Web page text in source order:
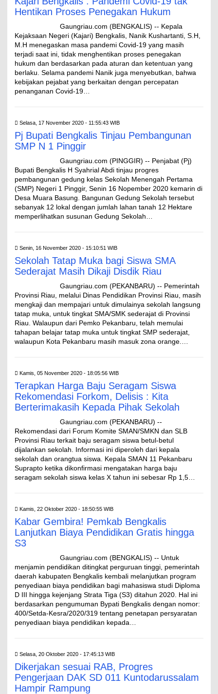
Hentikan Proses Penegakan Hukum
Gaungriau.com (BENGKALIS) -- Kepala
Kejaksaan Negeri (Kajari) Bengkalis, Nanik Kushartanti, S.H,
M.H menegaskan masa pandemi Covid-19 yang masih
terjadi saat ini, tidak menghentikan proses penegakan
hukum dan berdasarkan pada aturan dan ketentuan yang
berlaku. Selama pandemi Nanik juga menyebutkan, bahwa
kebijakan pejabat yang berkaitan dengan percepatan
penanganan Covid-19…
Selasa, 17 November 2020 - 11:55:43 WIB
Pj Bupati Bengkalis Tinjau Pembangunan
SMP N 1 Pinggir
Gaungriau.com (PINGGIR) -- Penjabat (Pj)
Bupati Bengkalis H Syahrial Abdi tinjau progres
pembangunan gedung kelas Sekolah Menengah Pertama
(SMP) Negeri 1 Pinggir, Senin 16 Nopember 2020 kemarin di
Desa Muara Basung. Bangunan Gedung Sekolah tersebut
sebanyak 12 lokal dengan jumlah lahan tanah 12 Hektare
memperlihatkan susunan Gedung Sekolah…
Senin, 16 November 2020 - 15:10:51 WIB
Sekolah Tatap Muka bagi Siswa SMA
Sederajat Masih Dikaji Disdik Riau
Gaungriau.com (PEKANBARU) -- Pemerintah
Provinsi Riau, melalui Dinas Pendidikan Provinsi Riau, masih
mengkaji dan mempajari untuk dimulainya sekolah langsung
tatap muka, untuk tingkat SMA/SMK sederajat di Provinsi
Riau. Walaupun dari Pemko Pekanbaru, telah memulai
tahapan belajar tatap muka untuk tingkat SMP sederajat,
walaupun Kota Pekanbaru masih masuk zona orange.…
Kamis, 05 November 2020 - 18:05:56 WIB
Terapkan Harga Baju Seragam Siswa
Rekomendasi Forkom, Delisis : Kita
Berterimakasih Kepada Pihak Sekolah
Gaungriau.com (PEKANBARU) --
Rekomendasi dari Forum Komite SMAN/SMKN dan SLB
Provinsi Riau terkait baju seragam siswa betul-betul
dijalankan sekolah. Informasi ini diperoleh dari kepala
sekolah dan orangtua siswa. Kepala SMAN 11 Pekanbaru
Suprapto ketika dikonfirmasi mengatakan harga baju
seragam sekolah siswa kelas X tahun ini sebesar Rp 1,5…
Kamis, 22 Oktober 2020 - 18:50:55 WIB
Kabar Gembira! Pemkab Bengkalis
Lanjutkan Biaya Pendidikan Gratis hingga
S3
Gaungriau.com (BENGKALIS) -- Untuk
menjamin pendidikan ditingkat perguruan tinggi, pemerintah
daerah kabupaten Bengkalis kembali melanjutkan program
penyediaan biaya pendidikan bagi mahasiswa studi Diploma
D III hingga kejenjang Strata Tiga (S3) ditahun 2020. Hal ini
berdasarkan pengumuman Bypati Bengkalis dengan nomor:
400/Setda-Kesra/2020/319 tentang penetapan persyaratan
penyediaan biaya pendidikan kepada…
Selasa, 20 Oktober 2020 - 17:45:13 WIB
Dikerjakan sesuai RAB, Progres
Pengerjaan DAK SD 011 Kuntodarussalam
Hampir Rampung